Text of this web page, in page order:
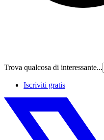
Trova qualcosa di interessante...
Iscriviti gratis